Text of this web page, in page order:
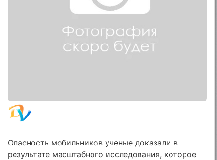
Опасность мобильников ученые доказали в
результате масштабного исследования, которое